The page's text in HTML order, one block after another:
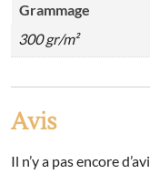
Grammage
300 gr/m²
Avis
Il n’y a pas encore